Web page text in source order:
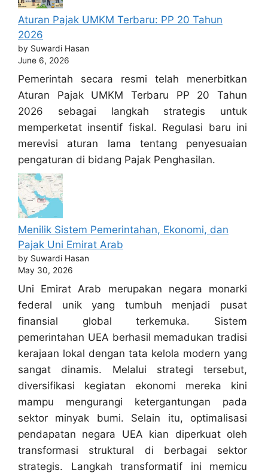
Aturan Pajak UMKM Terbaru: PP 20 Tahun
2026
by Suwardi Hasan
June 6, 2026
Pemerintah secara resmi telah menerbitkan
Aturan Pajak UMKM Terbaru PP 20 Tahun
2026 sebagai langkah strategis untuk
memperketat insentif fiskal. Regulasi baru ini
merevisi aturan lama tentang penyesuaian
pengaturan di bidang Pajak Penghasilan.
Menilik Sistem Pemerintahan, Ekonomi, dan
Pajak Uni Emirat Arab
by Suwardi Hasan
May 30, 2026
Uni Emirat Arab merupakan negara monarki
federal unik yang tumbuh menjadi pusat
finansial global terkemuka. Sistem
pemerintahan UEA berhasil memadukan tradisi
kerajaan lokal dengan tata kelola modern yang
sangat dinamis. Melalui strategi tersebut,
diversifikasi kegiatan ekonomi mereka kini
mampu mengurangi ketergantungan pada
sektor minyak bumi. Selain itu, optimalisasi
pendapatan negara UEA kian diperkuat oleh
transformasi struktural di berbagai sektor
strategis. Langkah transformatif ini memicu